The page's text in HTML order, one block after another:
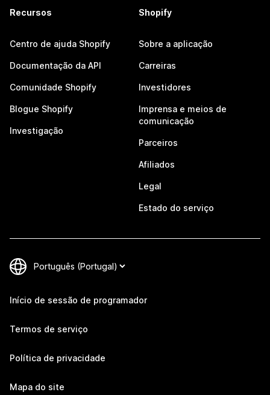
Recursos
Centro de ajuda Shopify
Documentação da API
Comunidade Shopify
Blogue Shopify
Investigação
Shopify
Sobre a aplicação
Carreiras
Investidores
Imprensa e meios de
comunicação
Parceiros
Afiliados
Legal
Estado do serviço
Início de sessão de programador
Termos de serviço
Política de privacidade
Mapa do site